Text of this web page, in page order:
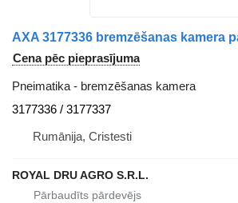
Cena pēc pieprasījuma
Pneimatika - bremzēšanas kamera
3177336 / 3177337
Rumānija, Cristesti
ROYAL DRU AGRO S.R.L.